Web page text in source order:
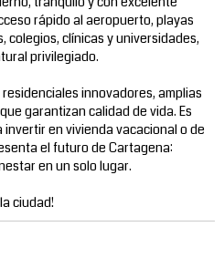
rápido al aeropuerto, playas
colegios, clínicas y universidades,
privilegiado.
innovadores, amplias
garantizan calidad de vida. Es
en vivienda vacacional o de
el futuro de Cartagena:
en un solo lugar.
ciudad!